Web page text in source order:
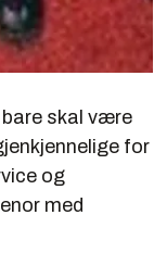
skal være
for
og
med